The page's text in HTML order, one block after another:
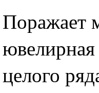
Поражает
ювелирная
целого